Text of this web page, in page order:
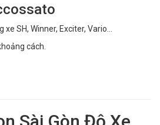
SH, Winner, Exciter, Vario...
cách.